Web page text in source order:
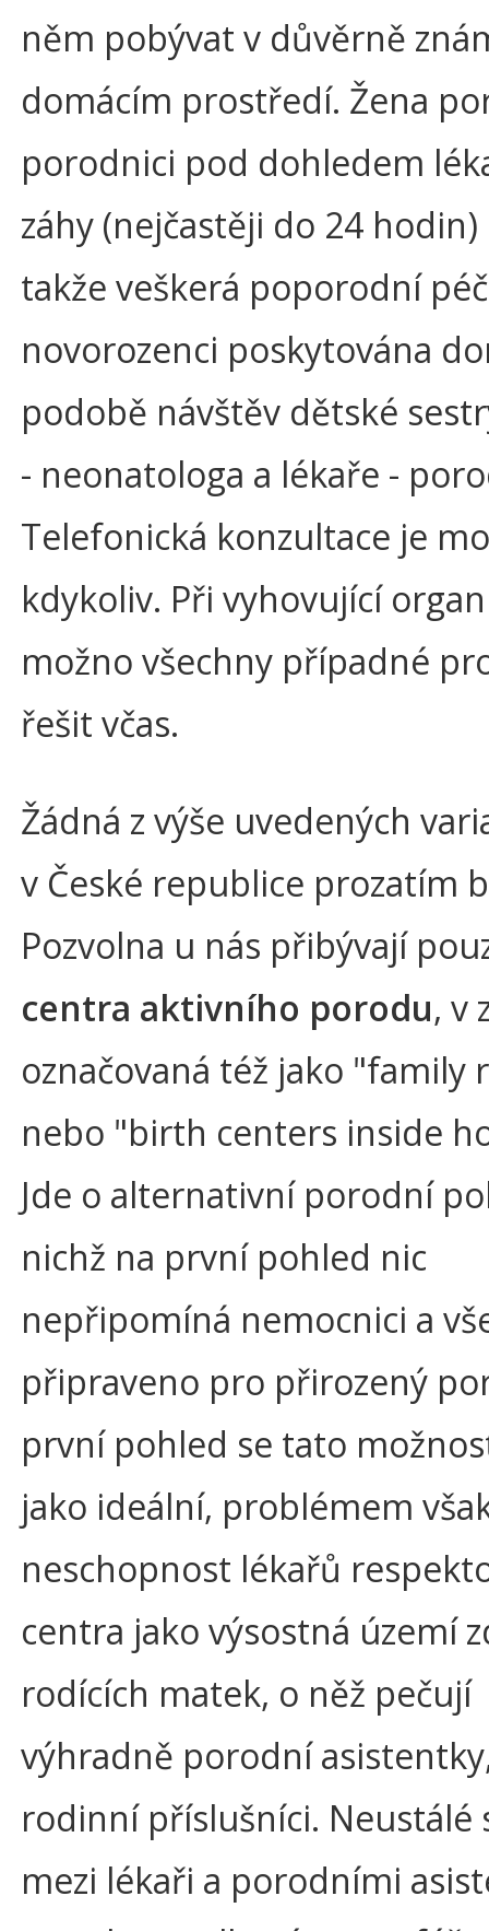
něm pobývat v důvěrně
domácím prostředí. Žena
porodnici pod dohledem
záhy (nejčastěji do 24 hodin)
takže veškerá poporodní
novorozenci poskytována
podobě návštěv dětské
- neonatologa a lékaře -
Telefonická konzultace je
kdykoliv. Při vyhovující
možno všechny případné
řešit včas.
Žádná z výše uvedených
v České republice prozatím
Pozvolna u nás přibývají
centra aktivního porodu, v
označovaná též jako "family
nebo "birth centers inside
Jde o alternativní porodní
nichž na první pohled nic
nepřipomíná nemocnici a
připraveno pro přirozený
první pohled se tato
jako ideální, problémem
neschopnost lékařů
centra jako výsostná území
rodících matek, o něž pečují
výhradně porodní
rodinní příslušníci. Neustálé
mezi lékaři a porodními